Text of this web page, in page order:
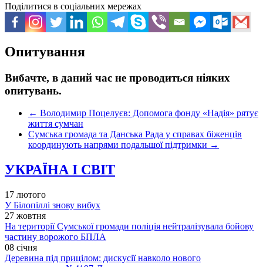
Поділитися в соціальних мережах
Опитування
Вибачте, в даний час не проводиться ніяких
опитувань.
← Володимир Поцелуєв: Допомога фонду «Надія» рятує
життя сумчан
Сумська громада та Данська Рада у справах біженців
координують напрями подальшої підтримки →
УКРАЇНА І СВІТ
17 лютого
У Білопіллі знову вибух
27 жовтня
На території Сумської громади поліція нейтралізувала бойову
частину ворожого БПЛА
08 січня
Деревина під прицілом: дискусії навколо нового